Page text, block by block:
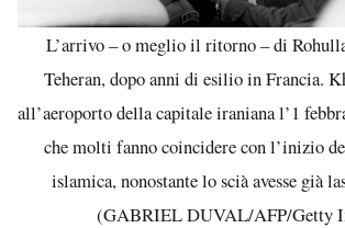
L’arrivo – o meglio il ritorno – di
Teheran, dopo anni di esilio in Francia.
all’aeroporto della capitale iraniana l’1
che molti fanno coincidere con l’inizio
islamica, nonostante lo scià avesse già
(GABRIEL DUVAL/AFP/Getty